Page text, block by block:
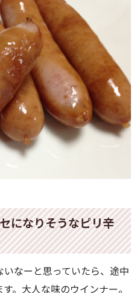
になりそうなピリ辛
なーと思っていたら、途中
。大人な味のウインナー。